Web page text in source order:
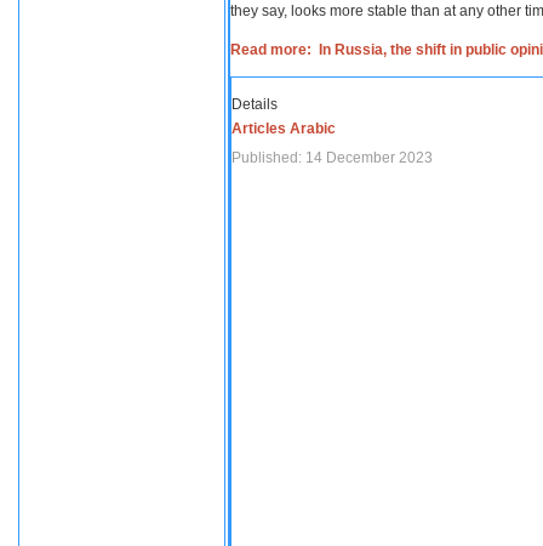
they say, looks more stable than at any other
Read more: In Russia, the shift in public
Details
Articles Arabic
Published: 14 December 2023